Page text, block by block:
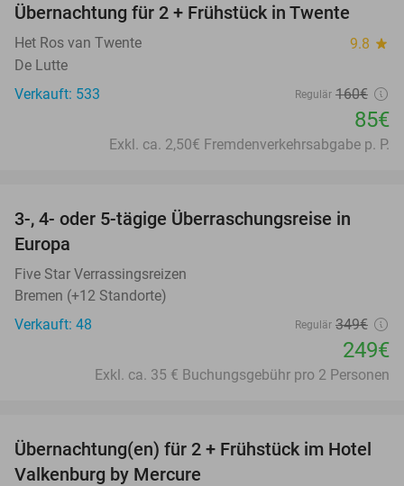
47%
Übernachtung für 2 + Frühstück in Twente
Het Ros van Twente 9.8 star
De Lutte
Verkauft: 533
Regulär 160€
85€
Exkl. ca. 2,50€ Fremdenverkehrsabgabe p. P.
29%
3-, 4- oder 5-tägige Überraschungsreise in
Europa
Five Star Verrassingsreizen
Bremen (+12 Standorte)
Verkauft: 48
Regulär 349€
249€
Exkl. ca. 35 € Buchungsgebühr pro 2 Personen
11%
Übernachtung(en) für 2 + Frühstück im Hotel
Valkenburg by Mercure